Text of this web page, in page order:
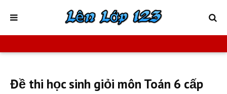
Đề thi học sinh giỏi môn Toán 6 cấp